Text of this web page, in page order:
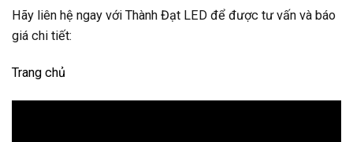
Hãy liên hệ ngay với Thành Đạt LED để được tư vấn và báo
giá chi tiết:
Trang chủ